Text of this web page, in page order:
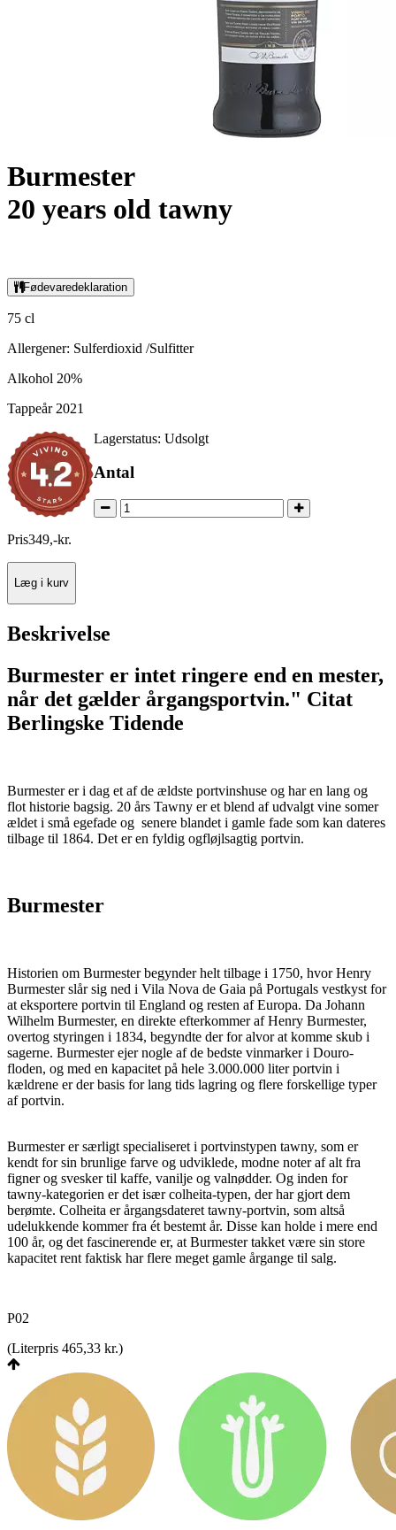
Burmester
20 years old tawny
Fødevaredeklaration
75 cl
Allergener: Sulferdioxid /Sulfitter
Alkohol 20%
Tappeår 2021
Lagerstatus: Udsolgt
Antal
Pris349,-kr.
Læg i kurv
Beskrivelse
Burmester er intet ringere end en mester,
når det gælder årgangsportvin." Citat
Berlingske Tidende
Burmester er i dag et af de ældste portvinshuse og har en lang og
flot historie bagsig. 20 års Tawny er et blend af udvalgt vine somer
ældet i små egefade og senere blandet i gamle fade som kan dateres
tilbage til 1864. Det er en fyldig ogfløjlsagtig portvin.
Burmester
Historien om Burmester begynder helt tilbage i 1750, hvor Henry
Burmester slår sig ned i Vila Nova de Gaia på Portugals vestkyst for
at eksportere portvin til England og resten af Europa. Da Johann
Wilhelm Burmester, en direkte efterkommer af Henry Burmester,
overtog styringen i 1834, begyndte der for alvor at komme skub i
sagerne. Burmester ejer nogle af de bedste vinmarker i Douro-
floden, og med en kapacitet på hele 3.000.000 liter portvin i
kældrene er der basis for lang tids lagring og flere forskellige typer
af portvin.
Burmester er særligt specialiseret i portvinstypen tawny, som er
kendt for sin brunlige farve og udviklede, modne noter af alt fra
figner og svesker til kaffe, vanilje og valnødder. Og inden for
tawny-kategorien er det især colheita-typen, der har gjort dem
berømte. Colheita er årgangsdateret tawny-portvin, som altså
udelukkende kommer fra ét bestemt år. Disse kan holde i mere end
100 år, og det fascinerende er, at Burmester takket være sin store
kapacitet rent faktisk har flere meget gamle årgange til salg.
P02
(Literpris 465,33 kr.)